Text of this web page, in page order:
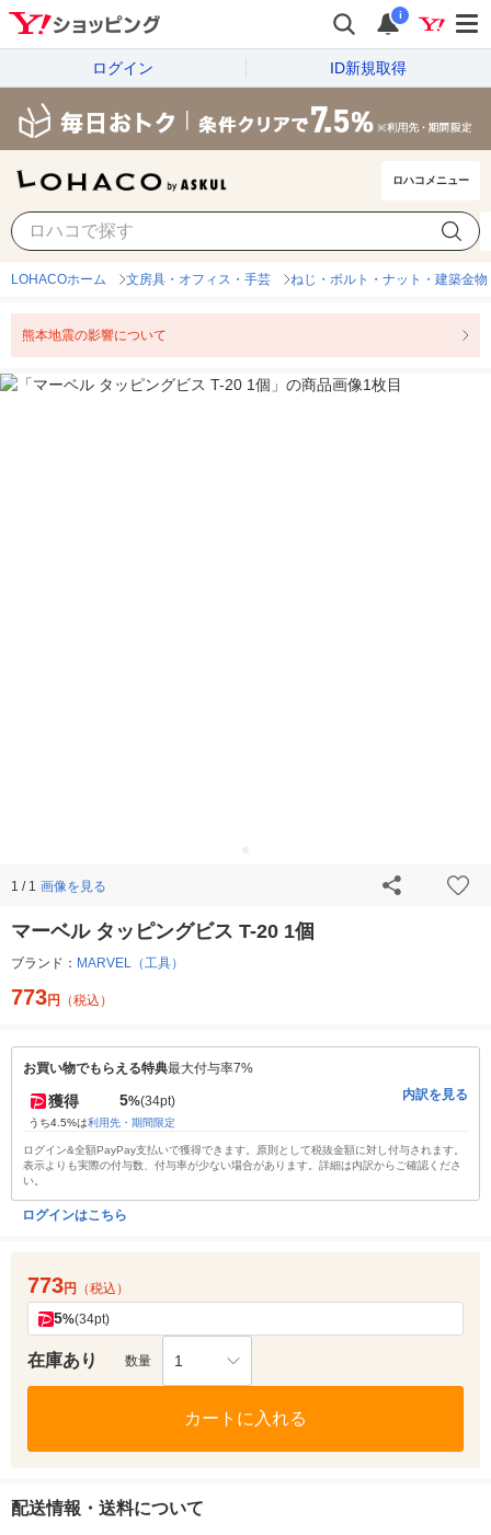
i
ログイン ID新規取得
ロハコメニュー
LOHACOホーム 文房具・オフィス・手芸 ねじ・ボルト・ナット・建築金物
熊本地震の影響について
1 / 1 画像を見る
マーベル タッピングビス T-20 1個
ブランド： MARVEL（工具）
773円 （税込）
お買い物でもらえる特典最大付与率7%
獲得 5%(34pt)
うち4.5%は利用先・期間限定
内訳を見る
ログイン&全額PayPay支払いで獲得できます。原則として税抜金額に対し付与されます。
表示よりも実際の付与数、付与率が少ない場合があります。詳細は内訳からご確認くださ
い。
ログインはこちら
773円 （税込）
5%(34pt)
在庫あり 数量 1
カートに入れる
配送情報・送料について